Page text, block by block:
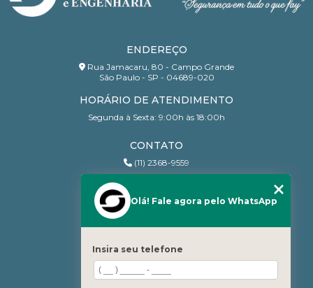
ENDEREÇO
Rua Jamacaru, 80 - Campo Grande
São Paulo - SP - 04689-020
HORÁRIO DE ATENDIMENTO
Segunda à Sexta: 9:00h às 18:00h
CONTATO
(11) 2368-9559
contato@sanchesri.com.br
Quem Somos
Blog
Olá! Fale agora pelo WhatsApp
Insira seu telefone